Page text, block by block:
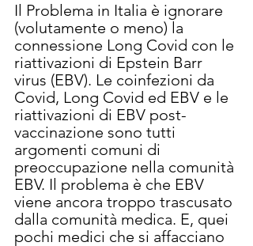
Il Problema in Italia è ignorare
(volutamente o meno) la
connessione Long Covid con le
riattivazioni di Epstein Barr
virus (EBV). Le coinfezioni da
Covid, Long Covid ed EBV e le
riattivazioni di EBV post-
vaccinazione sono tutti
argomenti comuni di
preoccupazione nella comunità
EBV. Il problema è che EBV
viene ancora troppo trascusato
dalla comunità medica. E, quei
pochi medici che si affacciano